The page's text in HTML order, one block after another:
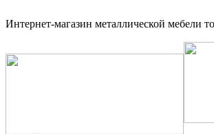
Интернет-магазин металлической мебели